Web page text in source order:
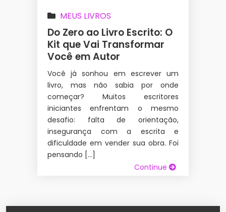
MEUS LIVROS
Do Zero ao Livro Escrito: O
Kit que Vai Transformar
Você em Autor
Você já sonhou em escrever um
livro, mas não sabia por onde
começar? Muitos escritores
iniciantes enfrentam o mesmo
desafio: falta de orientação,
insegurança com a escrita e
dificuldade em vender sua obra. Foi
pensando […]
Continue